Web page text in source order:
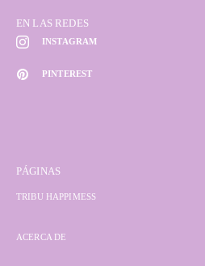
EN LAS REDES
INSTAGRAM
PINTEREST
PÁGINAS
TRIBU HAPPIMESS
ACERCA DE